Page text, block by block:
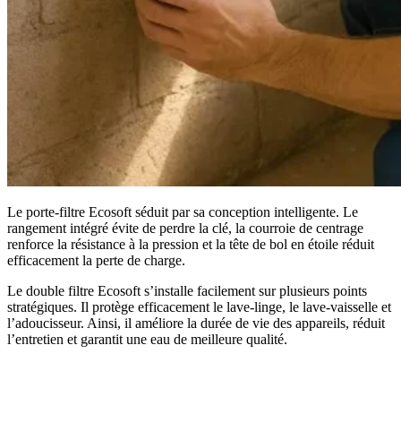
Le porte-filtre Ecosoft séduit par sa conception intelligente. Le
rangement intégré évite de perdre la clé, la courroie de centrage
renforce la résistance à la pression et la tête de bol en étoile réduit
efficacement la perte de charge.
Le double filtre Ecosoft s’installe facilement sur plusieurs points
stratégiques. Il protège efficacement le lave-linge, le lave-vaisselle et
l’adoucisseur. Ainsi, il améliore la durée de vie des appareils, réduit
l’entretien et garantit une eau de meilleure qualité.